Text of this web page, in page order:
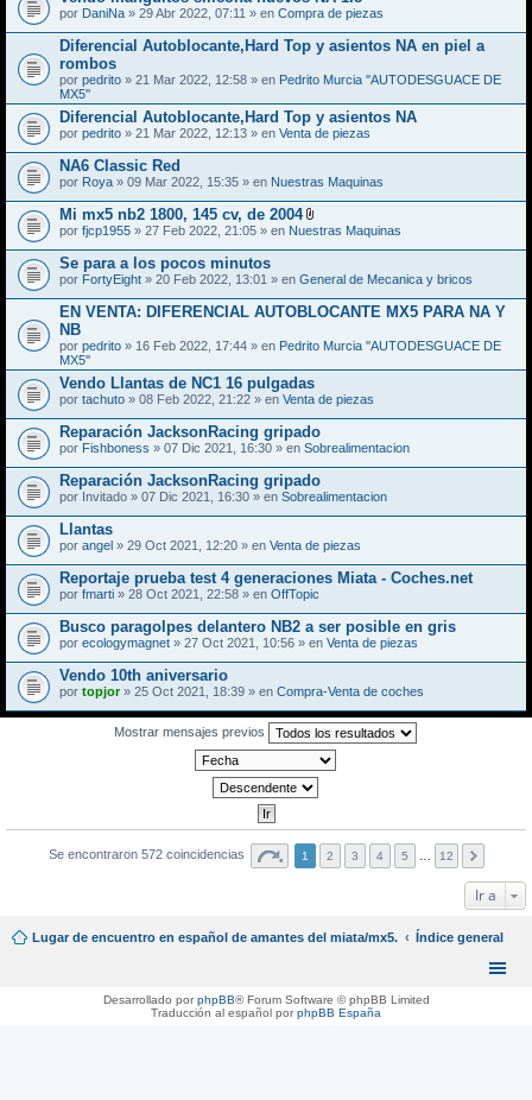
por DaniNa » 29 Abr 2022, 07:11 » en Compra de piezas
Diferencial Autoblocante,Hard Top y asientos NA en piel a
rombos
por pedrito » 21 Mar 2022, 12:58 » en Pedrito Murcia ''AUTODESGUACE DE
MX5''
Diferencial Autoblocante,Hard Top y asientos NA
por pedrito » 21 Mar 2022, 12:13 » en Venta de piezas
NA6 Classic Red
por Roya » 09 Mar 2022, 15:35 » en Nuestras Maquinas
Mi mx5 nb2 1800, 145 cv, de 2004
A
j
n
t
o
s
por fjcp1955 » 27 Feb 2022, 21:05 » en Nuestras Maquinas
Se para a los pocos minutos
por FortyEight » 20 Feb 2022, 13:01 » en General de Mecanica y bricos
EN VENTA: DIFERENCIAL AUTOBLOCANTE MX5 PARA NA Y
NB
por pedrito » 16 Feb 2022, 17:44 » en Pedrito Murcia ''AUTODESGUACE DE
MX5''
Vendo Llantas de NC1 16 pulgadas
por tachuto » 08 Feb 2022, 21:22 » en Venta de piezas
Reparación JacksonRacing gripado
por Fishboness » 07 Dic 2021, 16:30 » en Sobrealimentacion
Reparación JacksonRacing gripado
por Invitado » 07 Dic 2021, 16:30 » en Sobrealimentacion
Llantas
por angel » 29 Oct 2021, 12:20 » en Venta de piezas
Reportaje prueba test 4 generaciones Miata - Coches.net
por fmarti » 28 Oct 2021, 22:58 » en OffTopic
Busco paragolpes delantero NB2 a ser posible en gris
por ecologymagnet » 27 Oct 2021, 10:56 » en Venta de piezas
Vendo 10th aniversario
por topjor» 25 Oct 2021, 18:39 » en Compra-Venta de coches
Mostrar mensajes previos
Se encontraron 572 coincidencias 1 2 3 4 5 … 12
Ir a
Lugar de encuentro en español de amantes del miata/mx5. Índice general
Desarrollado porphpBB® Forum Software © phpBB Limited
Traducción al español porphpBB España